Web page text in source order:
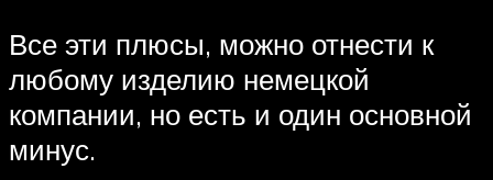
Все эти плюсы, можно отнести к
любому изделию немецкой
компании, но есть и один основной
минус.